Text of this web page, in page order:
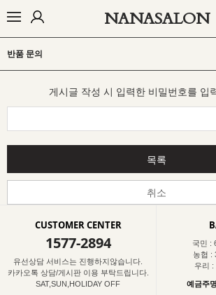
NANASALON
반품 문의
게시글 작성 시 입력한 비밀번호를 입
목록
취소
CUSTOMER CENTER
1577-2894
유선상담 서비스는 진행하지않습니다.
카카오톡 상담/게시판 이용 부탁드립니다.
SAT,SUN,HOLIDAY OFF
국민 :
농협 :
우리 :
예금주